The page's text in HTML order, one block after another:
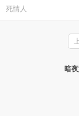
死情人
暗